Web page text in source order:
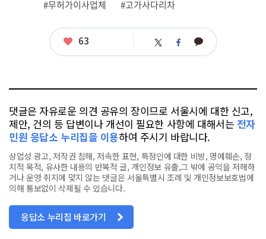
관
련
#무허가이사업체 #고가사다리차
좋
63 트 페 카
댓글은 자유로운 의견 공유의 장이므로 서울시에 대한 신고,
제안, 건의 등 답변이나 개선이 필요한 사항에 대해서는 전자
민원 응답소 누리집을 이용하여 주시기 바랍니다.
상업성 광고, 저작권 침해, 저속한 표현, 특정인에 대한 비방, 명예훼손, 정
치적 목적, 유사한 내용의 반복적 글, 개인정보 유출,그 밖에 공익을 저해하
거나 운영 취지에 맞지 않는 댓글은 서울특별시 조례 및 개인정보보호법에
의해 통보없이 삭제될 수 있습니다.
응답소 누리집 바로가기